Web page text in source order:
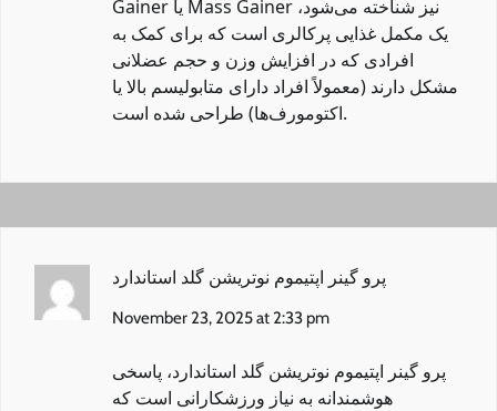
Gainer یا Mass Gainer نیز شناخته می‌شود،
یک مکمل غذایی پرکالری است که برای کمک به
افرادی که در افزایش وزن و حجم عضلانی
مشکل دارند (معمولاً افراد دارای متابولیسم بالا یا
اکتومورف‌ها) طراحی شده است.
پرو گینر اپتیموم نوتریشن گلد استاندارد
November 23, 2025 at 2:33 pm
پرو گینر اپتیموم نوتریشن گلد استاندارد، پاسخی
هوشمندانه به نیاز ورزشکارانی است که